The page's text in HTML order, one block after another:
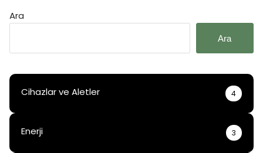
Ara
Ara
Cihazlar ve Aletler 4
Enerji 3